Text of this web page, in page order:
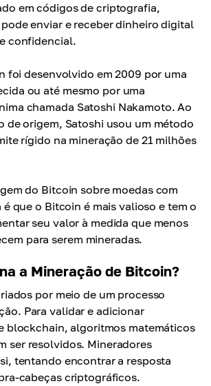
em códigos de criptografia,
enviar e receber dinheiro digital
confidencial.
foi desenvolvido em 2009 por uma
ou até mesmo por uma
chamada Satoshi Nakamoto. Ao
de origem, Satoshi usou um método
rígido na mineração de 21 milhões
do Bitcoin sobre moedas com
que o Bitcoin é mais valioso e tem o
seu valor à medida que menos
para serem mineradas.
a Mineração de Bitcoin?
por meio de um processo
Para validar e adicionar
blockchain, algoritmos matemáticos
ser resolvidos. Mineradores
tentando encontrar a resposta
cabeças criptográficos.